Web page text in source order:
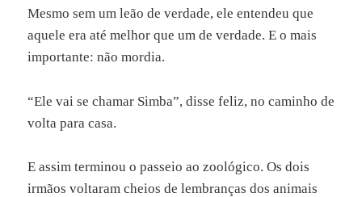
Mesmo sem um leão de verdade, ele entendeu que
aquele era até melhor que um de verdade. E o mais
importante: não mordia.
“Ele vai se chamar Simba”, disse feliz, no caminho de
volta para casa.
E assim terminou o passeio ao zoológico. Os dois
irmãos voltaram cheios de lembranças dos animais